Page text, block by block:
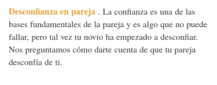
Desconfianza en pareja . La confianza es una de las
bases fundamentales de la pareja y es algo que no puede
fallar, pero tal vez tu novio ha empezado a desconfiar.
Nos preguntamos cómo darte cuenta de que tu pareja
desconfía de ti.